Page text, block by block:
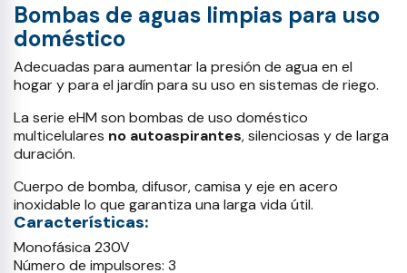
Bombas de aguas limpias para uso
doméstico
Adecuadas para aumentar la presión de agua en el
hogar y para el jardín para su uso en sistemas de riego.
La serie eHM son bombas de uso doméstico
multicelulares no autoaspirantes, silenciosas y de larga
duración.
Cuerpo de bomba, difusor, camisa y eje en acero
inoxidable lo que garantiza una larga vida útil.
Características:
Monofásica 230V
Número de impulsores: 3